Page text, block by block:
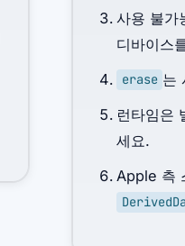
사용 불가
디바이스
erase 는
런타임은
세요.
Apple 측